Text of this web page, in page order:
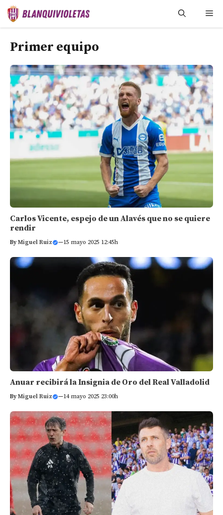
Saltar
Primer equipo
Carlos Vicente, espejo de un Alavés que no se quiere
rendir
ByMiguel Ruiz —15 mayo 2025 12:45h
Anuar recibirá la Insignia de Oro del Real Valladolid
ByMiguel Ruiz —14 mayo 2025 23:00h